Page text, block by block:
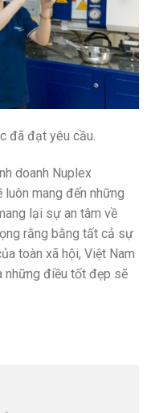
đã đạt yêu cầu.
doanh Nuplex
mang đến những
lại sự an tâm về
rằng bằng tất cả sự
toàn xã hội, Việt Nam
những điều tốt đẹp sẽ